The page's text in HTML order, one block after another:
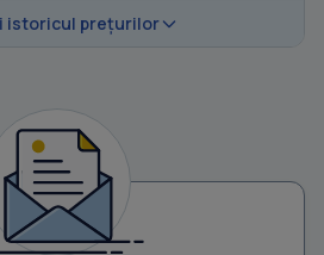
istoricul prețurilor